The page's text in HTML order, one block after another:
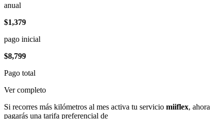
anual
$1,379
pago inicial
$8,799
Pago total
Ver completo
Si recorres más kilómetros al mes activa tu servicio miiflex, ahora
pagarás una tarifa preferencial de